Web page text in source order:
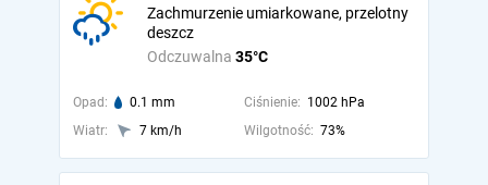
Odczuwalna 35°C
Zachmurzenie umiarkowane, przelotny
deszcz
Opad: 0.1 mm Ciśnienie: 1002 hPa
Wiatr:
7 km/h Wilgotność: 73%